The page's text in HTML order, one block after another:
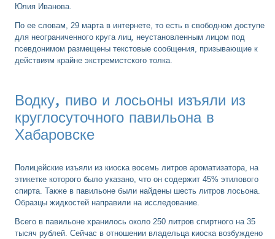
Юлия Иванова.
По ее словам, 29 марта в интернете, то есть в свободном доступе
для неограниченного круга лиц, неустановленным лицом под
псевдонимом размещены текстовые сообщения, призывающие к
действиям крайне экстремистского толка.
Водку, пиво и лосьоны изъяли из
круглосуточного павильона в
Хабаровске
Полицейские изъяли из киоска восемь литров ароматизатора, на
этикетке которого было указано, что он содержит 45% этилового
спирта. Также в павильоне были найдены шесть литров лосьона.
Образцы жидкостей направили на исследование.
Всего в павильоне хранилось около 250 литров спиртного на 35
тысяч рублей. Сейчас в отношении владельца киоска возбуждено